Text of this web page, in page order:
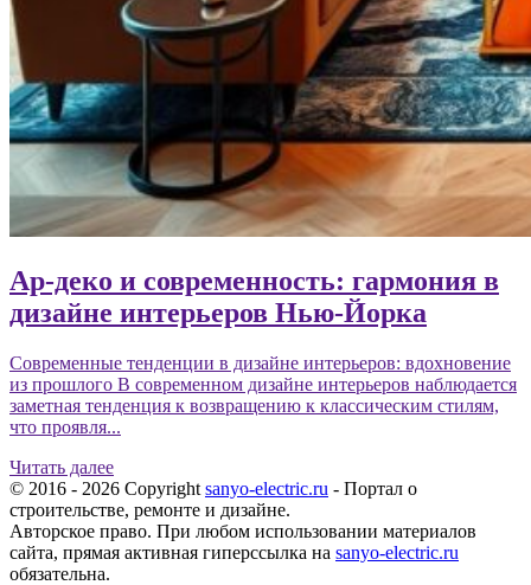
Ар-деко и современность: гармония в
дизайне интерьеров Нью-Йорка
Современные тенденции в дизайне интерьеров: вдохновение
из прошлого В современном дизайне интерьеров наблюдается
заметная тенденция к возвращению к классическим стилям,
что проявля...
Читать далее
© 2016 - 2026 Copyright sanyo-electric.ru - Портал о
строительстве, ремонте и дизайне.
Авторское право. При любом использовании материалов
сайта, прямая активная гиперссылка на sanyo-electric.ru
обязательна.